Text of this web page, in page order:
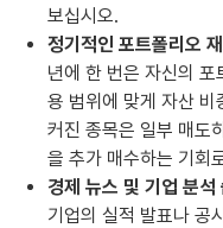
보십시오.
정기적인 포트폴리오
년에 한 번은 자신의 포
용 범위에 맞게 자산 비
커진 종목은 일부 매도
을 추가 매수하는 기회
경제 뉴스 및 기업 분석
기업의 실적 발표나 공